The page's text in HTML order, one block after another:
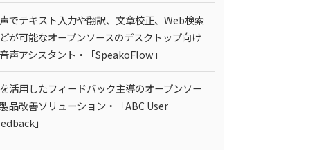
でテキスト入力や翻訳、文章校正、Web検索
が可能なオープンソースのデスクトップ向け
声アシスタント・「SpeakoFlow」
活用したフィードバック主導のオープンソー
品改善ソリューション・「ABC User
」